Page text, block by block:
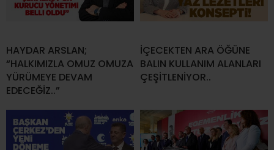
HAYDAR ARSLAN;
“HALKIMIZLA OMUZ OMUZA
YÜRÜMEYE DEVAM
EDECEĞİZ..”
İÇECEKTEN ARA ÖĞÜNE
BALIN KULLANIM ALANLARI
ÇEŞİTLENİYOR..